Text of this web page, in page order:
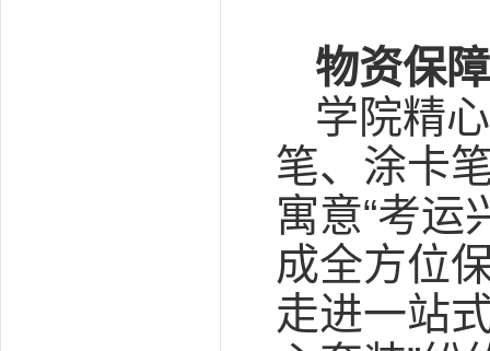
物资保
学院精
笔、涂卡
寓意“考运
成全方位
走进一站